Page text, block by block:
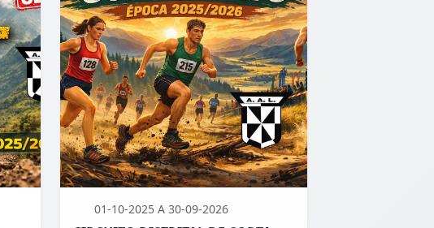
01-10-2025 A 30-09-2026